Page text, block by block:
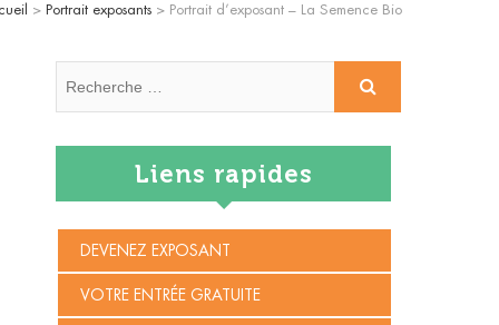
> Portrait exposants > Portrait d’exposant – La Semence Bio
Recherche
Liens rapides
DEVENEZ EXPOSANT
VOTRE ENTRÉE GRATUITE